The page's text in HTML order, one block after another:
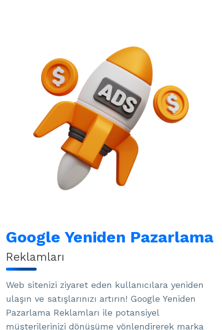
Google Yeniden Pazarlama
Reklamları
Web sitenizi ziyaret eden kullanıcılara yeniden
ulaşın ve satışlarınızı artırın! Google Yeniden
Pazarlama Reklamları ile potansiyel
müşterilerinizi dönüşüme yönlendirerek marka